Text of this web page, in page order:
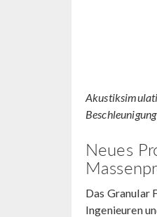
Neues
Das Granular
Ingenieuren